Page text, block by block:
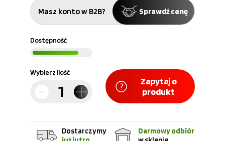
Masz konto w B2B? Sprawdź cenę
Dostępność
Wybierz ilość
Zapytaj o
produkt
Dostarczymy
Darmowy odbiór